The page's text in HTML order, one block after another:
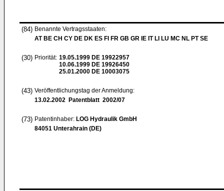
(84) Benannte Vertragsstaaten:
AT BE CH CY DE DK ES FI FR GB GR IE IT LI LU MC NL PT SE
(30) Priorität: 19.05.1999 DE 19922957
10.06.1999 DE 19926450
25.01.2000 DE 10003075
(43) Veröffentlichungstag der Anmeldung:
13.02.2002 Patentblatt 2002/07
(73) Patentinhaber: LOG Hydraulik GmbH
84051 Unterahrain (DE)